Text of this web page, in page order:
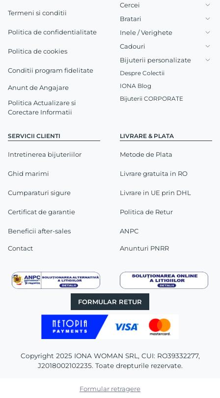
Termeni si conditii
Politica de confidentialitate
Politica de cookies
Conditii program fidelitate
Anunt de Angajare
Politica Actualizare si
Corectare Informatii
SERVICII CLIENTI
Intretinerea bijuteriilor
Ghid marimi
Cumparaturi sigure
Certificat de garantie
Beneficii after-sales
Contact
LIVRARE & PLATA
Metode de Plata
Livrare gratuita in RO
Livrare in UE prin DHL
Politica de Retur
ANPC
Anunturi PNRR
Cercei
Bratari
Inele / Verighete
Cadouri
Bijuterii personalizate
Despre Colectii
IONA Blog
Bijuterii CORPORATE
FORMULAR RETUR
Copyright 2025 IONA WOMAN SRL, CUI: RO39332277,
J2018002102235. Toate drepturile rezervate.
Formular retragere